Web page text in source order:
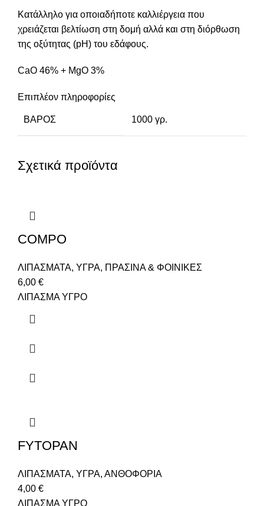
Κατάλληλο για οποιαδήποτε καλλιέργεια που
χρειάζεται βελτίωση στη δομή αλλά και στη διόρθωση
της οξύτητας (pH) του εδάφους.
CaO 46% + MgO 3%
Επιπλέον πληροφορίες
ΒΆΡΟΣ 1000 γρ.
Σχετικά προϊόντα
COMPO
ΛΙΠΑΣΜΑΤΑ, ΥΓΡΑ, ΠΡΑΣΙΝΑ & ΦΟΙΝΙΚΕΣ
6,00 €
ΛΙΠΑΣΜΑ ΥΓΡΟ
FYTOPAN
ΛΙΠΑΣΜΑΤΑ, ΥΓΡΑ, ΑΝΘΟΦΟΡΙΑ
4,00 €
ΛΙΠΑΣΜΑ ΥΓΡΟ